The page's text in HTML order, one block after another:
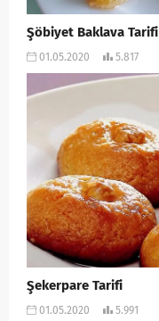
Şöbiyet Baklava Tarifi
01.05.2020 5.817
Şekerpare Tarifi
01.05.2020 5.991